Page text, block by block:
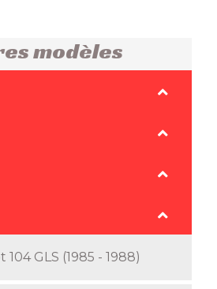
modèles
104 GLS (1985 - 1988)